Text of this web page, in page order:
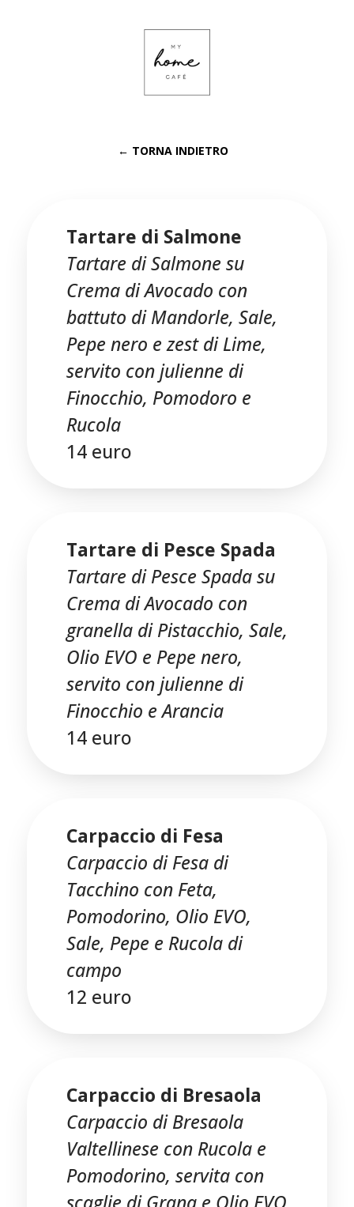
← TORNA INDIETRO
Tartare di Salmone
Tartare di Salmone su
Crema di Avocado con
battuto di Mandorle, Sale,
Pepe nero e zest di Lime,
servito con julienne di
Finocchio, Pomodoro e
Rucola
14 euro
Tartare di Pesce Spada
Tartare di Pesce Spada su
Crema di Avocado con
granella di Pistacchio, Sale,
Olio EVO e Pepe nero,
servito con julienne di
Finocchio e Arancia
14 euro
Carpaccio di Fesa
Carpaccio di Fesa di
Tacchino con Feta,
Pomodorino, Olio EVO,
Sale, Pepe e Rucola di
campo
12 euro
Carpaccio di Bresaola
Carpaccio di Bresaola
Valtellinese con Rucola e
Pomodorino, servita con